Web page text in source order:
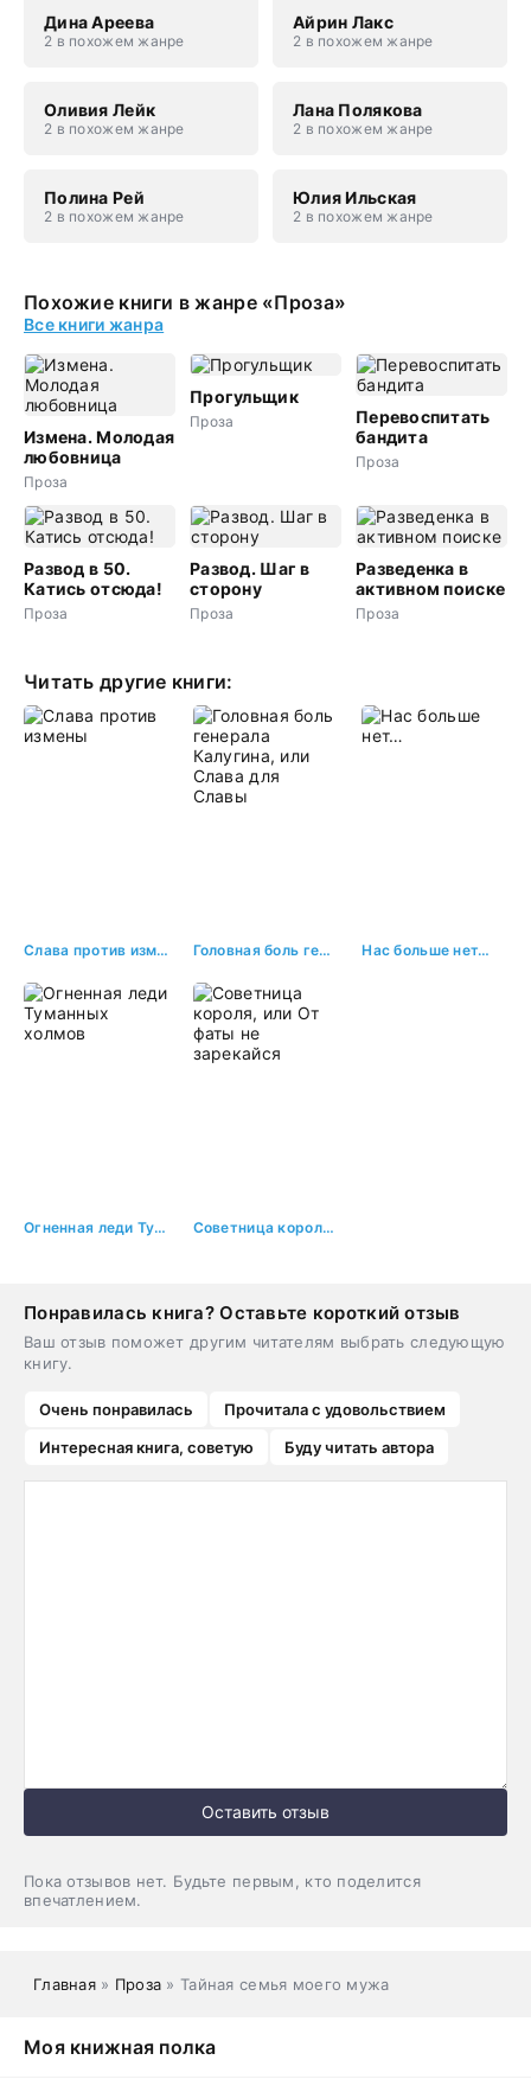
Дина Ареева
2 в похожем жанре
Айрин Лакс
2 в похожем жанре
Оливия Лейк
2 в похожем жанре
Лана Полякова
2 в похожем жанре
Полина Рей
2 в похожем жанре
Юлия Ильская
2 в похожем жанре
Похожие книги в жанре «Проза»
Все книги жанра
Измена. Молодая
любовница
Проза
Прогульщик
Проза
Перевоспитать
бандита
Проза
Развод в 50.
Катись отсюда!
Проза
Развод. Шаг в
сторону
Проза
Разведенка в
активном поиске
Проза
Читать другие книги:
Слава против измены Головная боль генерала Калугина, или Слава для Славы Нас больше нет…
Огненная леди Туманных холмов Советница короля, или От фаты не зарекайся
Понравилась книга? Оставьте короткий отзыв
Ваш отзыв поможет другим читателям выбрать следующую
книгу.
Очень понравилась
Прочитала с удовольствием
Интересная книга, советую
Буду читать автора
Оставить отзыв
Пока отзывов нет. Будьте первым, кто поделится
впечатлением.
Главная» Проза » Тайная семья моего мужа
Моя книжная полка